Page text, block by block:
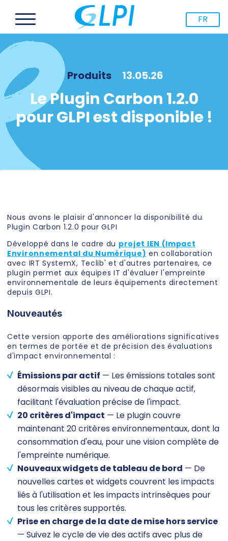
FR
Produits 13.05.26
Le Plugin Carbon 1.2.0
pour GLPI est disponible !
Nous avons le plaisir d'annoncer la disponibilité du
Plugin Carbon 1.2.0 pour GLPI
Développé dans le cadre du projet IEN (Impact
Environnemental du Numérique) en collaboration
avec IRT SystemX, Teclib' et d'autres partenaires, ce
plugin permet aux équipes IT d'évaluer l'empreinte
environnementale de leurs équipements directement
depuis GLPI.
Nouveautés
Cette version apporte des améliorations significatives
en termes de portée et de précision des évaluations
d'impact environnemental :
Émissions par actif — Les émissions totales sont
désormais visibles au niveau de chaque actif,
facilitant l'évaluation précise de l'impact.
20 critères d'impact — Le plugin couvre
maintenant 20 critères environnementaux, dont la
consommation d'eau, pour une vision complète de
l'empreinte numérique.
Nouveaux widgets de tableau de bord — De
nouvelles cartes et widgets couvrent les impacts
liés à l'utilisation et les impacts intrinsèques pour
tous les critères supportés.
Prise en charge de la date de mise hors service
— Suivez le cycle de vie des actifs avec plus de